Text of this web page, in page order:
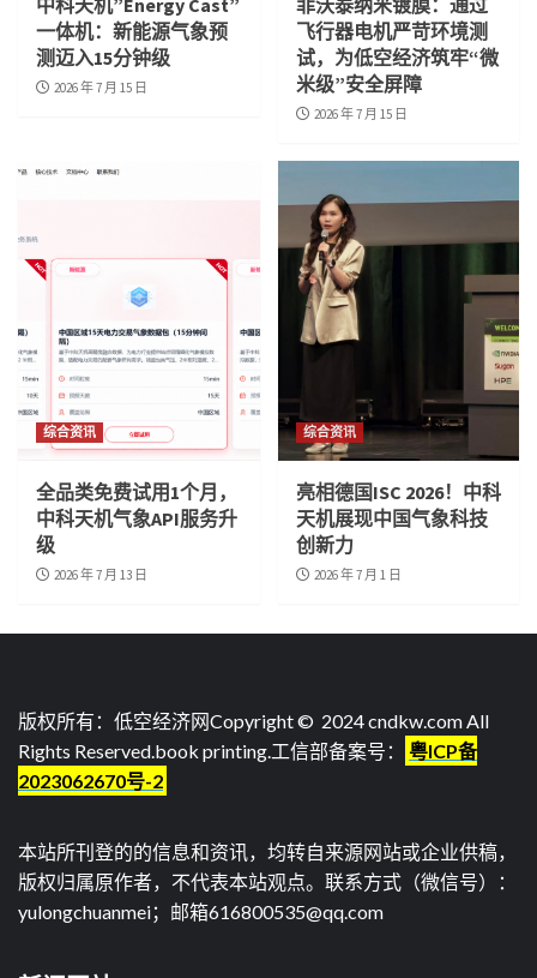
中科天机”Energy Cast”
一体机：新能源气象预
测迈入15分钟级
2026 年 7 月 15 日
菲沃泰纳米镀膜：通过
飞行器电机严苛环境测
试，为低空经济筑牢“微
米级”安全屏障
2026 年 7 月 15 日
综合资讯
全品类免费试用1个月，
中科天机气象API服务升
级
2026 年 7 月 13 日
综合资讯
亮相德国ISC 2026！中科
天机展现中国气象科技
创新力
2026 年 7 月 1 日
版权所有：低空经济网Copyright © 2024 cndkw.com All
Rights Reserved.book printing.工信部备案号：
粤ICP备
2023062670号-2
本站所刊登的的信息和资讯，均转自来源网站或企业供稿，
版权归属原作者，不代表本站观点。联系方式（微信号）：
yulongchuanmei；邮箱616800535@qq.com